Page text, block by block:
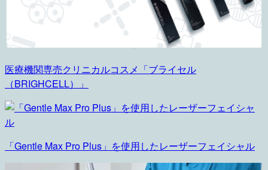
医療機関専売クリニカルコスメ「ブライセル
（BRIGHCELL）」
「Gentle Max Pro Plus」を使用したレーザーフェイシャル